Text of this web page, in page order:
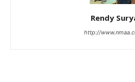
Rendy
http://